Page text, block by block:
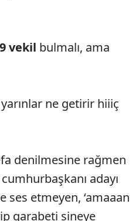
vekil bulmalı, ama
ne getirir hiiiç
denilmesine rağmen
adayı
etmeyen, ‘amaaan
garabeti sineye